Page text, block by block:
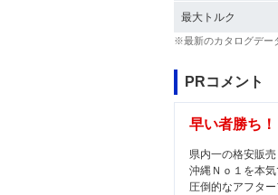
最大トルク
※最新のカタログデー
PRコメント
早い者勝ち！
県内一の格安販
沖縄Ｎｏ１を本
圧倒的なアフタ